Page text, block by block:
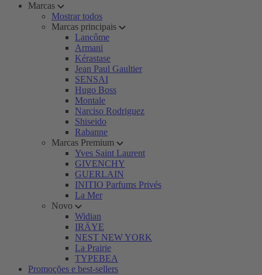
Marcas
Mostrar todos
Marcas principais
Lancôme
Armani
Kérastase
Jean Paul Gaultier
SENSAI
Hugo Boss
Montale
Narciso Rodriguez
Shiseido
Rabanne
Marcas Premium
Yves Saint Laurent
GIVENCHY
GUERLAIN
INITIO Parfums Privés
La Mer
Novo
Widian
IRÄYE
NEST NEW YORK
La Prairie
TYPEBEA
Promoções e best-sellers